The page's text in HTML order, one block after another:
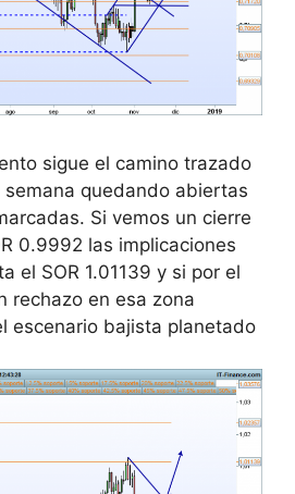
sigue el camino trazado
quedando abiertas
Si vemos un cierre
0.9992 las implicaciones
el SOR 1.01139 y si por el
rechazo en esa zona
escenario bajista planetado